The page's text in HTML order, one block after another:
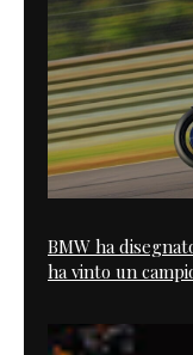
BMW ha
ha vinto un